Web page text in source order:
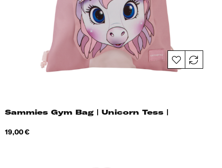
Sammies Gym Bag | Unicorn Tess |
Hind
19,00 €